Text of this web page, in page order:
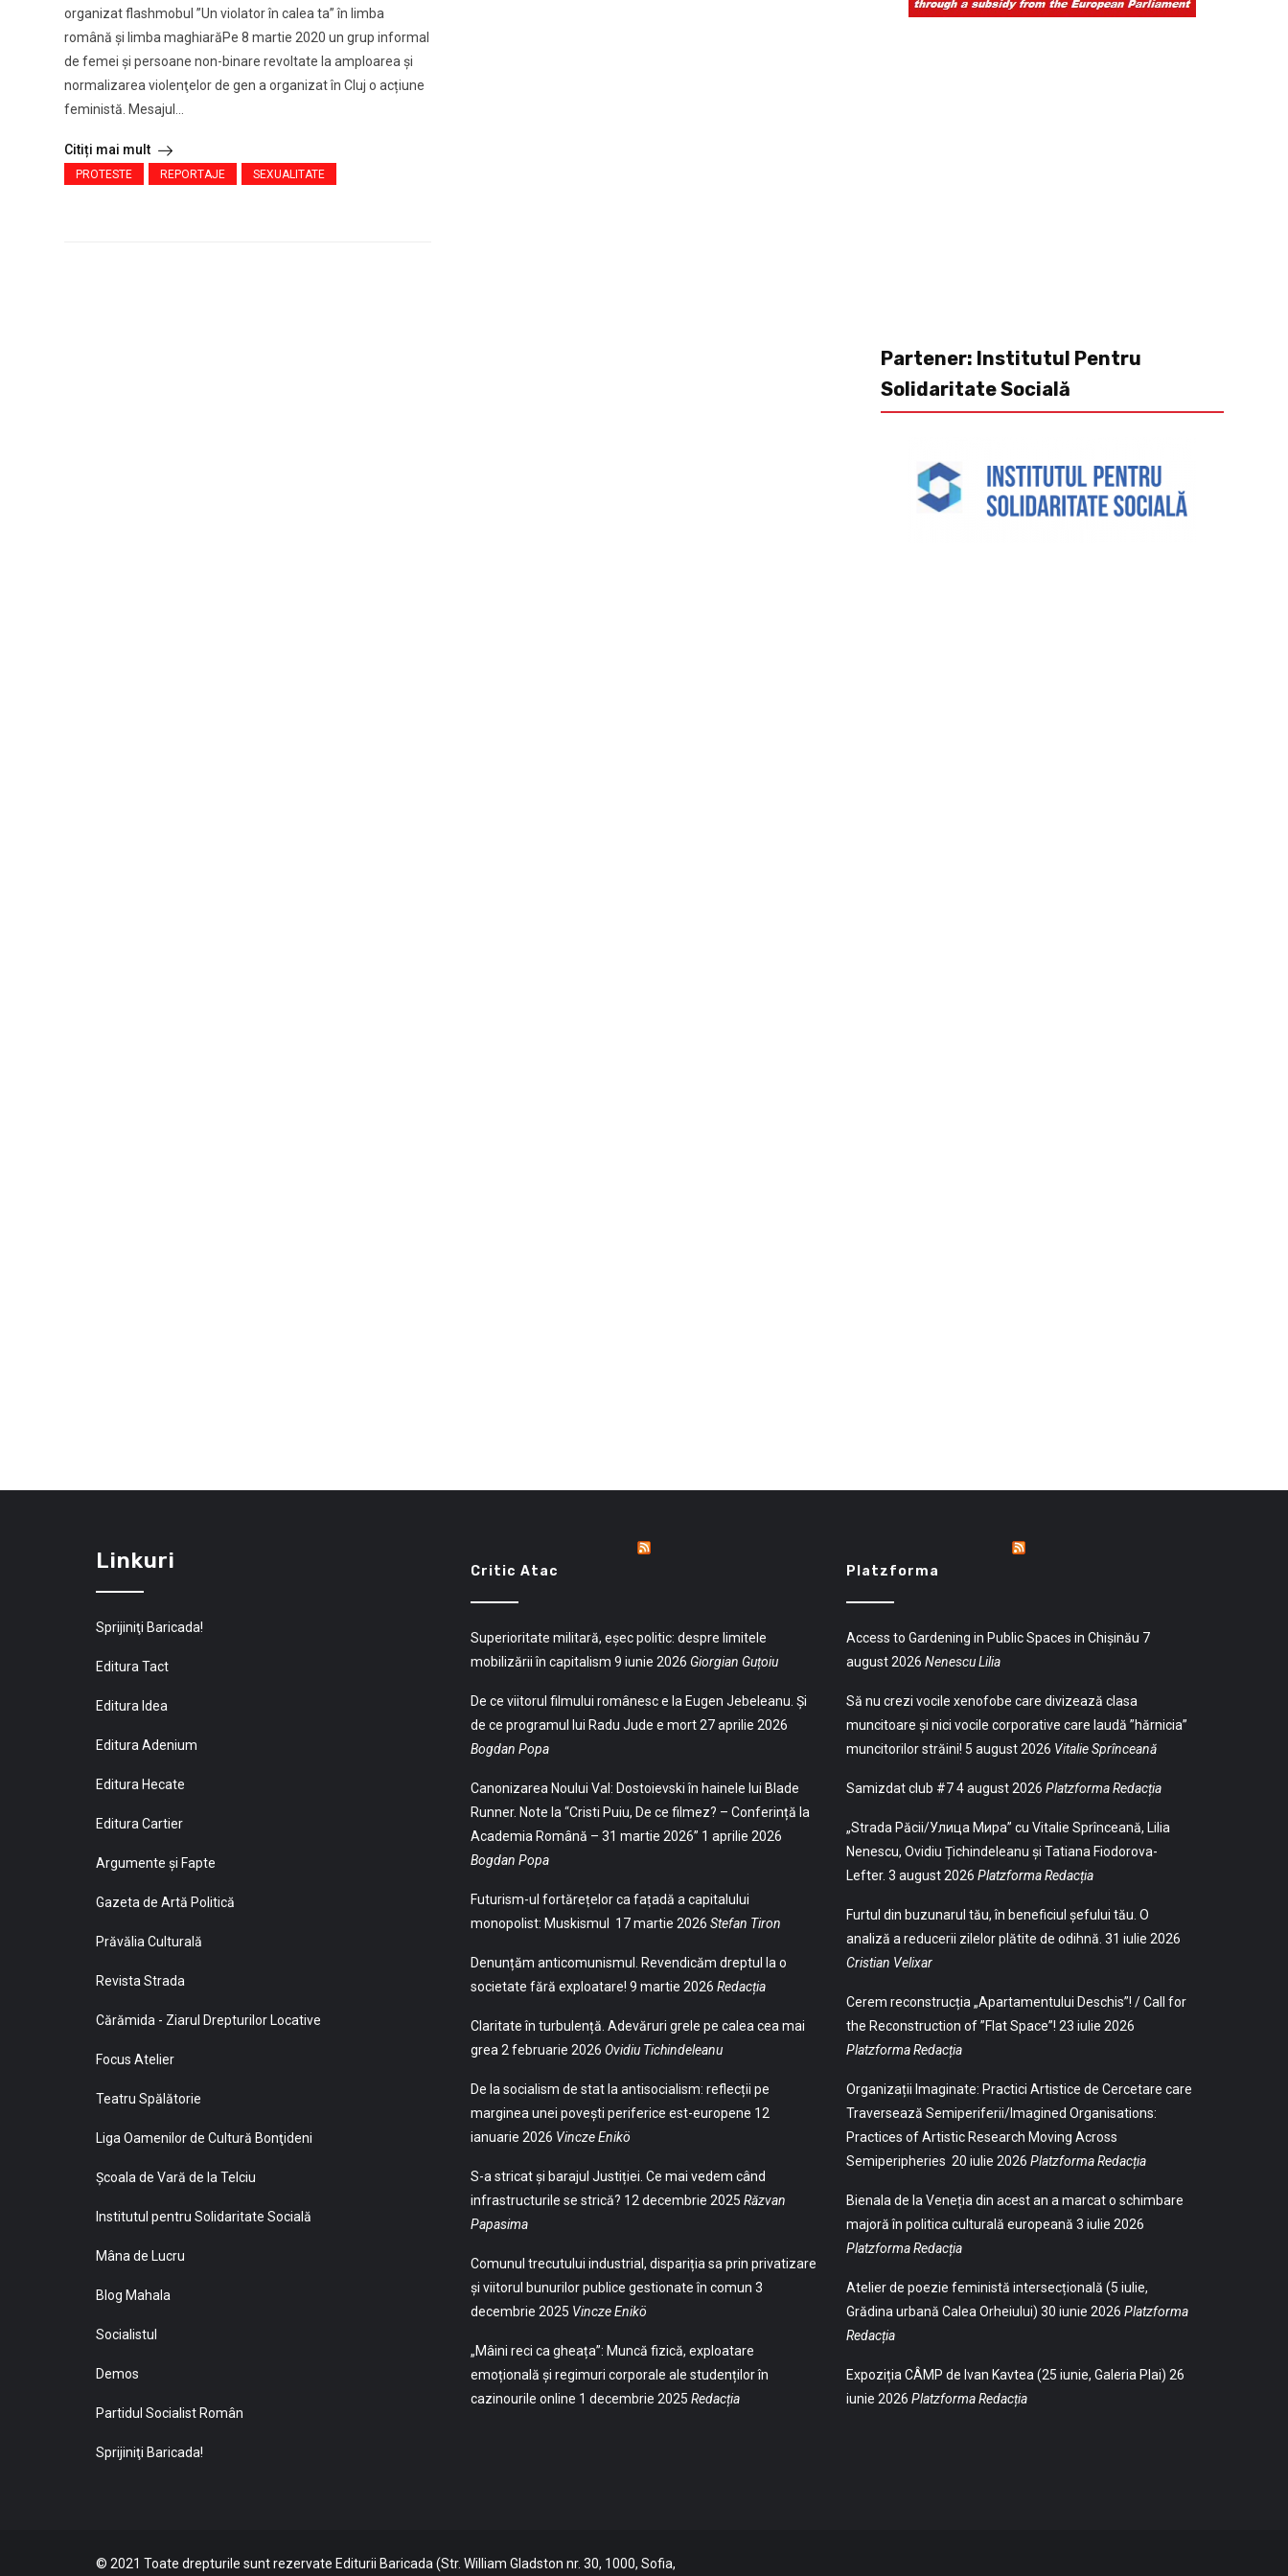
organizat flashmobul ”Un violator în calea ta” în limba
română şi limba maghiarăPe 8 martie 2020 un grup informal
de femei şi persoane non-binare revoltate la amploarea şi
normalizarea violenţelor de gen a organizat în Cluj o acțiune
feministă. Mesajul...
Citiți mai mult
PROTESTE REPORTAJE SEXUALITATE
Partener: Institutul Pentru
Solidaritate Socială
Linkuri
Sprijiniţi Baricada!
Editura Tact
Editura Idea
Editura Adenium
Editura Hecate
Editura Cartier
Argumente și Fapte
Gazeta de Artă Politică
Prăvălia Culturală
Revista Strada
Cărămida - Ziarul Drepturilor Locative
Focus Atelier
Teatru Spălătorie
Liga Oamenilor de Cultură Bonţideni
Şcoala de Vară de la Telciu
Institutul pentru Solidaritate Socială
Mâna de Lucru
Blog Mahala
Socialistul
Demos
Partidul Socialist Român
Sprijiniţi Baricada!
Critic Atac
Superioritate militară, eșec politic: despre limitele
mobilizării în capitalism 9 iunie 2026 Giorgian Guțoiu
De ce viitorul filmului românesc e la Eugen Jebeleanu. Și
de ce programul lui Radu Jude e mort 27 aprilie 2026
Bogdan Popa
Canonizarea Noului Val: Dostoievski în hainele lui Blade
Runner. Note la “Cristi Puiu, De ce filmez? – Conferință la
Academia Română – 31 martie 2026” 1 aprilie 2026
Bogdan Popa
Futurism-ul fortărețelor ca fațadă a capitalului
monopolist: Muskismul 17 martie 2026 Stefan Tiron
Denunțăm anticomunismul. Revendicăm dreptul la o
societate fără exploatare! 9 martie 2026 Redacția
Claritate în turbulență. Adevăruri grele pe calea cea mai
grea 2 februarie 2026 Ovidiu Tichindeleanu
De la socialism de stat la antisocialism: reflecții pe
marginea unei povești periferice est-europene 12
ianuarie 2026 Vincze Enikö
S-a stricat și barajul Justiției. Ce mai vedem când
infrastructurile se strică? 12 decembrie 2025 Răzvan
Papasima
Comunul trecutului industrial, dispariția sa prin privatizare
și viitorul bunurilor publice gestionate în comun 3
decembrie 2025 Vincze Enikö
„Mâini reci ca gheața”: Muncă fizică, exploatare
emoțională și regimuri corporale ale studenților în
cazinourile online 1 decembrie 2025 Redacția
Platzforma
Access to Gardening in Public Spaces in Chișinău 7
august 2026 Nenescu Lilia
Să nu crezi vocile xenofobe care divizează clasa
muncitoare și nici vocile corporative care laudă ”hărnicia”
muncitorilor străini! 5 august 2026 Vitalie Sprînceană
Samizdat club #7 4 august 2026 Platzforma Redacția
„Strada Păcii/Улица Мира” cu Vitalie Sprînceană, Lilia
Nenescu, Ovidiu Țichindeleanu și Tatiana Fiodorova-
Lefter. 3 august 2026 Platzforma Redacția
Furtul din buzunarul tău, în beneficiul șefului tău. O
analiză a reducerii zilelor plătite de odihnă. 31 iulie 2026
Cristian Velixar
Cerem reconstrucția „Apartamentului Deschis”! / Call for
the Reconstruction of ”Flat Space”! 23 iulie 2026
Platzforma Redacția
Organizații Imaginate: Practici Artistice de Cercetare care
Traversează Semiperiferii/Imagined Organisations:
Practices of Artistic Research Moving Across
Semiperipheries 20 iulie 2026 Platzforma Redacția
Bienala de la Veneția din acest an a marcat o schimbare
majoră în politica culturală europeană 3 iulie 2026
Platzforma Redacția
Atelier de poezie feministă intersecțională (5 iulie,
Grădina urbană Calea Orheiului) 30 iunie 2026 Platzforma
Redacția
Expoziția CÂMP de Ivan Kavtea (25 iunie, Galeria Plai) 26
iunie 2026 Platzforma Redacția
© 2021 Toate drepturile sunt rezervate Editurii Baricada (Str. William Gladston nr. 30, 1000, Sofia,